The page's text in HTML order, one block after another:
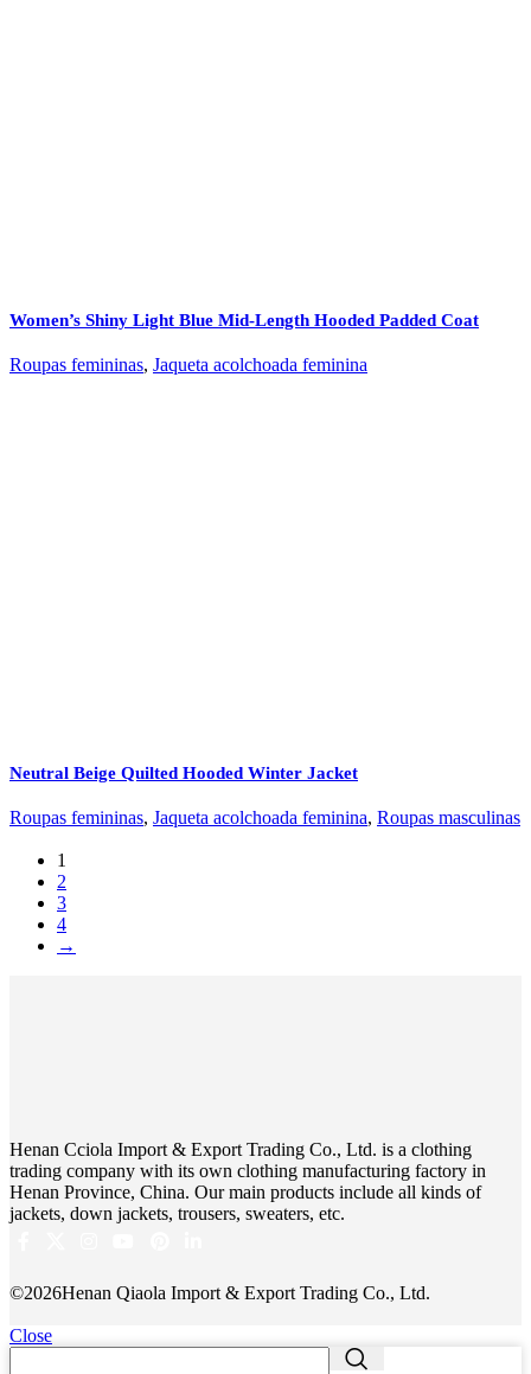
Women’s Shiny Light Blue Mid-Length Hooded Padded Coat
Roupas femininas, Jaqueta acolchoada feminina
Neutral Beige Quilted Hooded Winter Jacket
Roupas femininas, Jaqueta acolchoada feminina, Roupas masculinas
1
2
3
4
→
Henan Cciola Import & Export Trading Co., Ltd. is a clothing
trading company with its own clothing manufacturing factory in
Henan Province, China. Our main products include all kinds of
jackets, down jackets, trousers, sweaters, etc.
©2026Henan Qiaola Import & Export Trading Co., Ltd.
Close